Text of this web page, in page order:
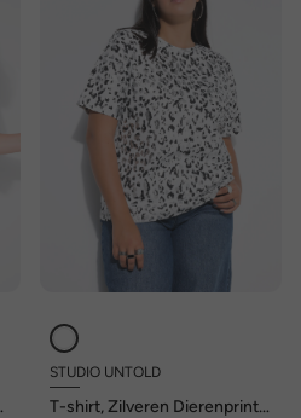
STUDIO UNTOLD
T-shirt, Zilveren Dierenprint,